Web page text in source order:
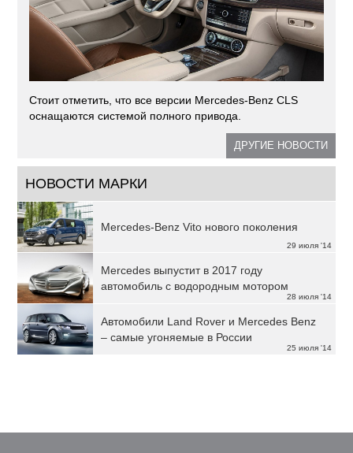
Стоит отметить, что все версии Mercedes-Benz CLS
оснащаются системой полного привода.
ДРУГИЕ НОВОСТИ
НОВОСТИ МАРКИ
29 июля '14
Mercedes-Benz Vito нового поколения
28 июля '14
Mercedes выпустит в 2017 году
автомобиль с водородным мотором
25 июля '14
Автомобили Land Rover и Mercedes Benz
– самые угоняемые в России